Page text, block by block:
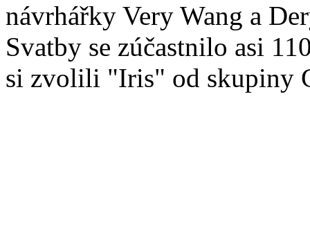
návrhářky Very Wang a
Svatby se zúčastnilo asi
si zvolili "Iris" od skupiny